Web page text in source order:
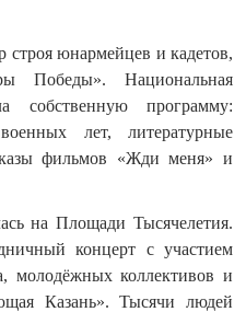
юнармейцев и кадетов,
Победы». Национальная
собственную программу:
лет, литературные
фильмов «Жди меня» и
на Площади Тысячелетия.
концерт с участием
молодёжных коллективов и
Казань». Тысячи людей